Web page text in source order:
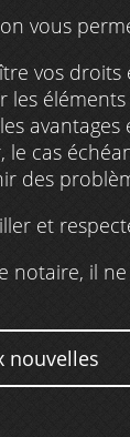
vous
vos droits
les
les
le cas
des
et
notaire, il
nouvelles